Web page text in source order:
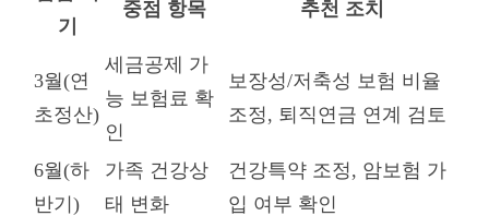
기
중점 항목 추천 조치
3월(연
초정산)
세금공제 가
능 보험료 확
인
보장성/저축성 보험 비율
조정, 퇴직연금 연계 검토
6월(하
반기)
가족 건강상
태 변화
건강특약 조정, 암보험 가
입 여부 확인